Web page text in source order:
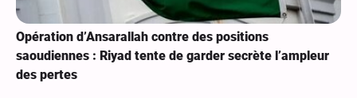
Opération d’Ansarallah contre des positions
saoudiennes : Riyad tente de garder secrète l’ampleur
des pertes